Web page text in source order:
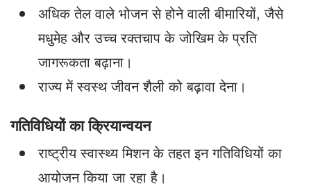
अधिक तेल वाले भोजन से होने वाली बीमारियों, जैसे
मधुमेह और उच्च रक्तचाप के जोखिम के प्रति
जागरूकता बढ़ाना।
राज्य में स्वस्थ जीवन शैली को बढ़ावा देना।
गतिविधियों का क्रियान्वयन
राष्ट्रीय स्वास्थ्य मिशन के तहत इन गतिविधियों का
आयोजन किया जा रहा है।